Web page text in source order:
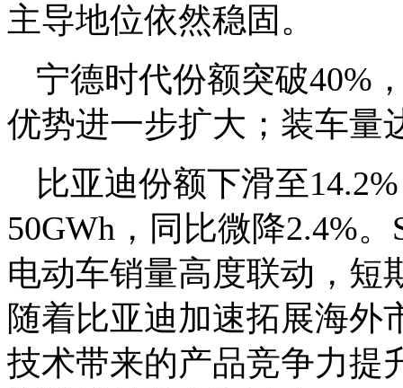
主导地位依然稳固。
宁德时代份额突破40%
优势进一步扩大；装车量
比亚迪份额下滑至
50GWh，同比微降2.4%
电动车销量高度联动，短
随着比亚迪加速拓展海外
技术带来的产品竞争力提